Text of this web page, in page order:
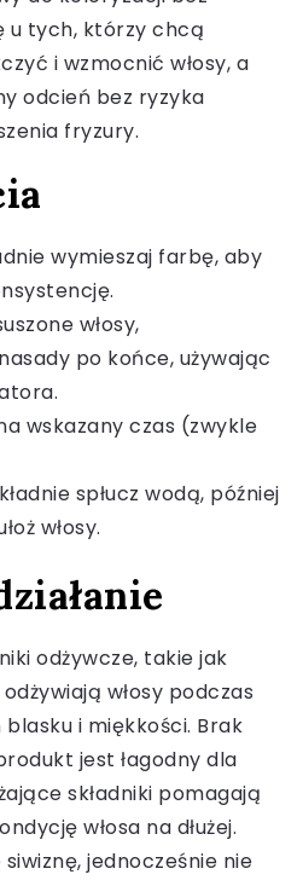
u tych, którzy chcą
i wzmocnić włosy, a
odcień bez ryzyka
fryzury.
wymieszaj farbę, aby
włosy,
po końce, używając
wskazany czas (zwykle
spłucz wodą, później
włosy.
odżywcze, takie jak
włosy podczas
i miękkości. Brak
jest łagodny dla
składniki pomagają
włosa na dłużej.
jednocześnie nie